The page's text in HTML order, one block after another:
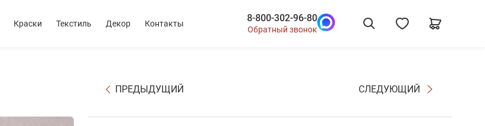
Краски Текстиль Декор Контакты 8-800-302-96-80
Обратный звонок
ПРЕДЫДУЩИЙ СЛЕДУЮЩИЙ